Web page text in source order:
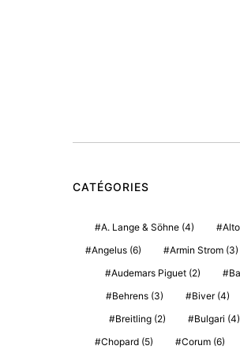
CATÉGORIES
A. Lange & Söhne (4) Alto
Angelus(6) Armin Strom(3)
Audemars Piguet(2)
Behrens (3) Biver(4)
Breitling(2) Bulgari (4)
Chopard (5) Corum (6)